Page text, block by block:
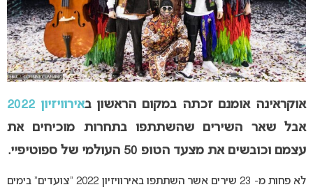
אוקראינה אומנם זכתה במקום הראשון באירוויזיון 2022
אבל שאר השירים שהשתתפו בתחרות מוכיחים את
עצמם וכובשים את מצעד הטופ 50 העולמי של ספוטיפיי.
לא פחות מ- 23 שירים אשר השתתפו באירוויזיון 2022 “צועדים” בימים